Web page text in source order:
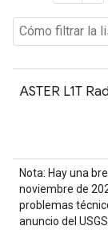
ASTER L1T
Nota: Hay una
noviembre de
problemas
anuncio del